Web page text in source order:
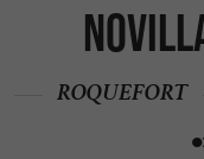
ROQUEFORT